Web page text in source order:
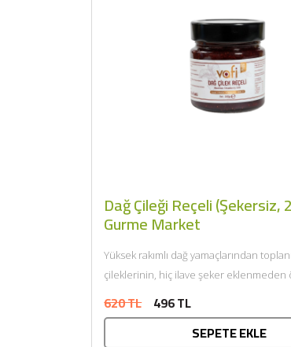
Dağ Çileği Reçeli (Şekersiz,
Gurme Market
Yüksek rakımlı dağ yamaçlarından
çileklerinin, hiç ilave şeker eklenmeden
620 TL 496 TL
SEPETE EKLE